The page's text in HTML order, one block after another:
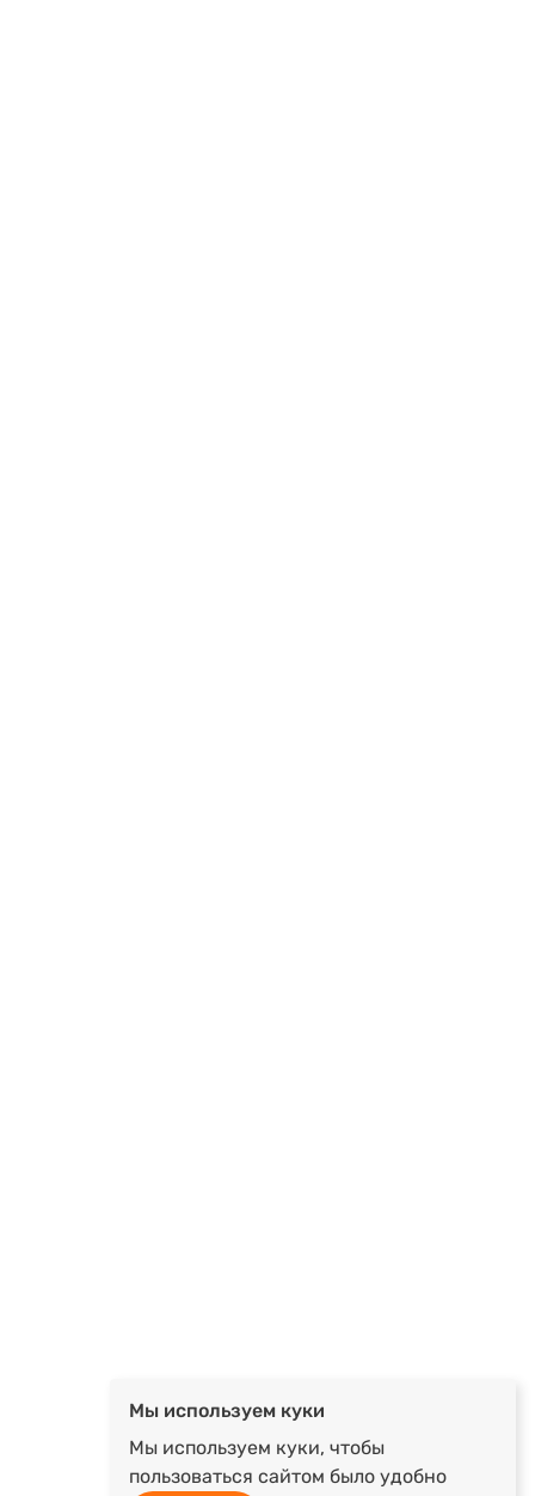
Мы используем куки
Мы используем куки, чтобы
пользоваться сайтом было удобно